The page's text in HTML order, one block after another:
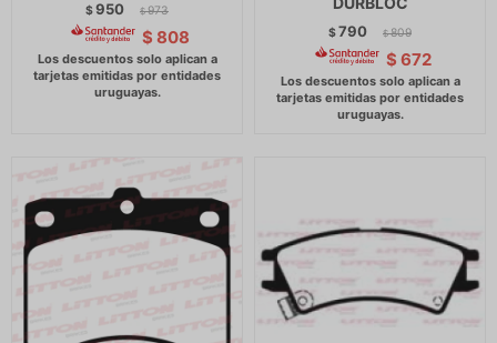
$950 $ 973
$ 808 $790 $ 809
$ 672